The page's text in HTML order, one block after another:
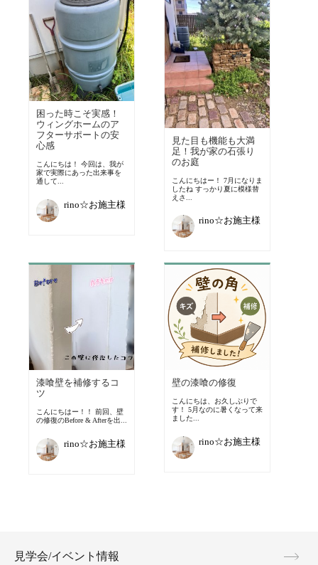
困った時こそ実感！
ウィングホームのア
フターサポートの安
心感
こんにちは！ 今回は、我が
家で実際にあった出来事を
通して...
rino☆お施主様
見た目も機能も大満
足！我が家の石張り
のお庭
こんにちはー！ 7月になりま
したね すっかり夏に模様替
えさ...
rino☆お施主様
漆喰壁を補修するコ
ツ
こんにちはー！！ 前回、壁
の修復のBefore & Afterを出...
rino☆お施主様
壁の漆喰の修復
こんにちは、お久しぶりで
す！ 5月なのに暑くなって来
ました...
rino☆お施主様
見学会/イベント情報